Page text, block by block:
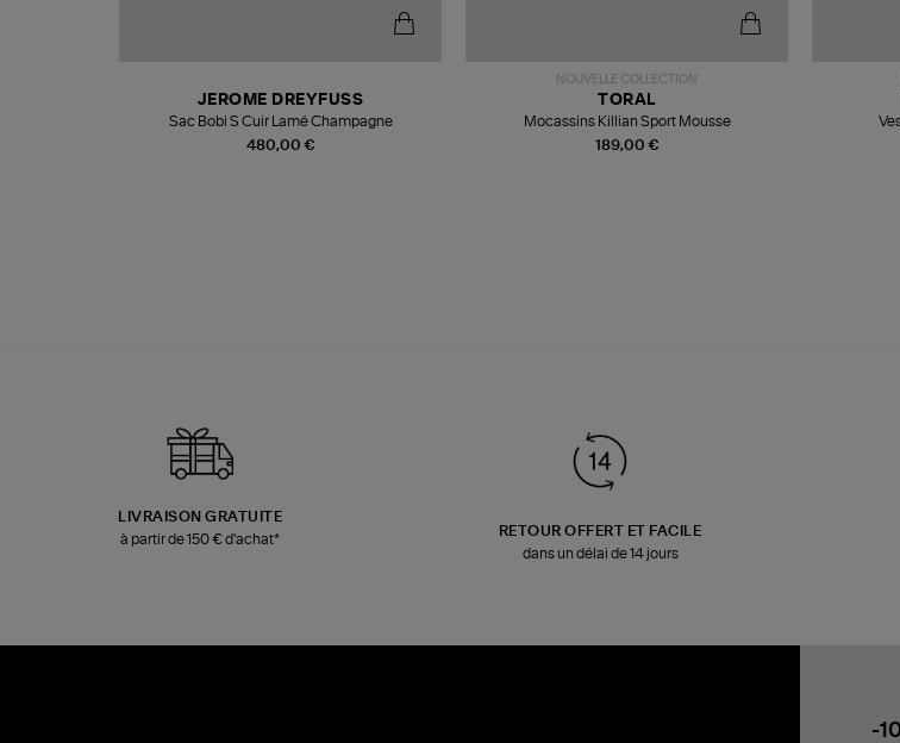
480,00 €
JEROME DREYFUSS
Sac Bobi S Cuir Lamé Champagne
NOUVELLE COLLECTION
189,00 €
TORAL
Mocassins Killian Sport Mousse
LIVRAISON GRATUITE
à partir de 150 € d'achat*
RETOUR OFFERT ET FACILE
dans un délai de 14 jours
-